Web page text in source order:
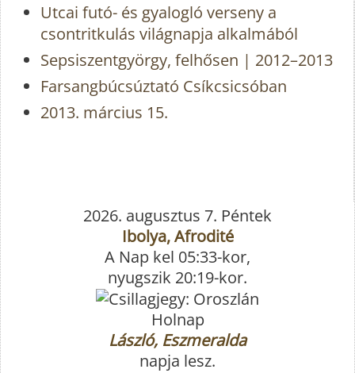
Utcai futó- és gyalogló verseny a
csontritkulás világnapja alkalmából
Sepsiszentgyörgy, felhősen | 2012–2013
Farsangbúcsúztató Csíkcsicsóban
2013. március 15.
2026. augusztus 7. Péntek
Ibolya, Afrodité
A Nap kel 05:33-kor,
nyugszik 20:19-kor.
Holnap
László, Eszmeralda
napja lesz.